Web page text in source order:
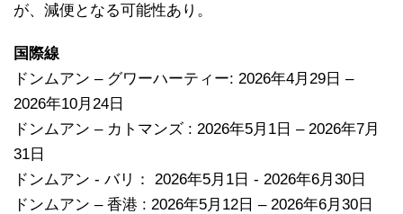
が、減便となる可能性あり。
国際線
ドンムアン – グワーハーティー: 2026年4月29日 –
2026年10月24日
ドンムアン – カトマンズ : 2026年5月1日 – 2026年7月
31日
ドンムアン - バリ： 2026年5月1日 - 2026年6月30日
ドンムアン – 香港 : 2026年5月12日 – 2026年6月30日